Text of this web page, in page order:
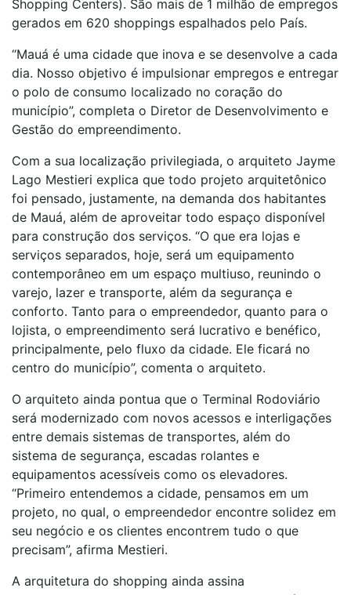
Shopping Centers). São mais de 1 milhão de empregos
gerados em 620 shoppings espalhados pelo País.
“Mauá é uma cidade que inova e se desenvolve a cada
dia. Nosso objetivo é impulsionar empregos e entregar
o polo de consumo localizado no coração do
município”, completa o Diretor de Desenvolvimento e
Gestão do empreendimento.
Com a sua localização privilegiada, o arquiteto Jayme
Lago Mestieri explica que todo projeto arquitetônico
foi pensado, justamente, na demanda dos habitantes
de Mauá, além de aproveitar todo espaço disponível
para construção dos serviços. “O que era lojas e
serviços separados, hoje, será um equipamento
contemporâneo em um espaço multiuso, reunindo o
varejo, lazer e transporte, além da segurança e
conforto. Tanto para o empreendedor, quanto para o
lojista, o empreendimento será lucrativo e benéfico,
principalmente, pelo fluxo da cidade. Ele ficará no
centro do município”, comenta o arquiteto.
O arquiteto ainda pontua que o Terminal Rodoviário
será modernizado com novos acessos e interligações
entre demais sistemas de transportes, além do
sistema de segurança, escadas rolantes e
equipamentos acessíveis como os elevadores.
“Primeiro entendemos a cidade, pensamos em um
projeto, no qual, o empreendedor encontre solidez em
seu negócio e os clientes encontrem tudo o que
precisam”, afirma Mestieri.
A arquitetura do shopping ainda assina